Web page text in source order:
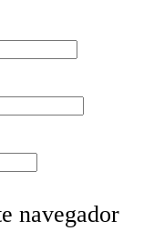
navegador